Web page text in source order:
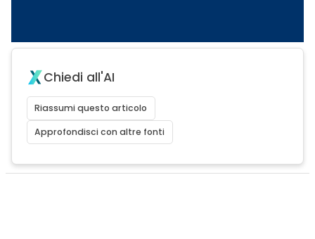
Chiedi all'AI
Riassumi questo articolo
Approfondisci con altre fonti